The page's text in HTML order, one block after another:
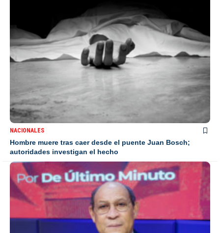
NACIONALES
Hombre muere tras caer desde el puente Juan Bosch;
autoridades investigan el hecho